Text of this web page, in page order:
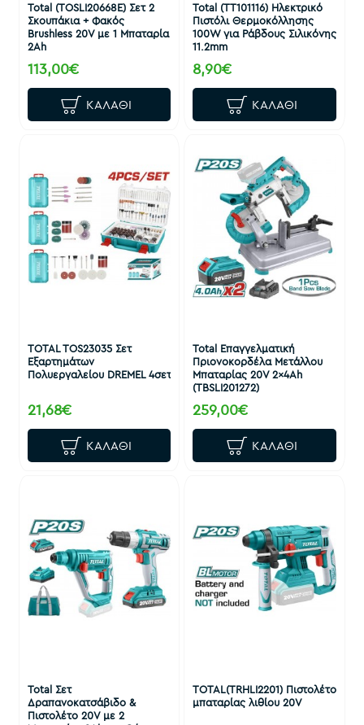
Total (TOSLI20668E) Σετ 2
Σκουπάκια + Φακός
Brushless 20V με 1 Μπαταρία
2Ah
113,00€
ΚΑΛΆΘΙ
Total (TT101116) Ηλεκτρικό
Πιστόλι Θερμοκόλλησης
100W για Ράβδους Σιλικόνης
11.2mm
8,90€
ΚΑΛΆΘΙ
TOTAL TOS23035 Σετ
Εξαρτημάτων
Πολυεργαλείου DREMEL 4σετ
21,68€
ΚΑΛΆΘΙ
Total Επαγγελματική
Πριονοκορδέλα Μετάλλου
Μπαταρίας 20V 2x4Ah
(TBSLI201272)
259,00€
ΚΑΛΆΘΙ
Total Σετ
Δραπανοκατσάβιδο &
Πιστολέτο 20V με 2
TOTAL(TRHLI2201) Πιστολέτο
μπαταρίας λιθίου 20V